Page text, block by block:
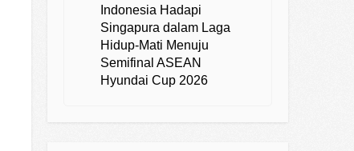
Indonesia Hadapi
Singapura dalam Laga
Hidup-Mati Menuju
Semifinal ASEAN
Hyundai Cup 2026